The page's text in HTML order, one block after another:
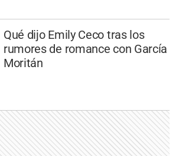
Qué dijo Emily Ceco tras los
rumores de romance con García
Moritán